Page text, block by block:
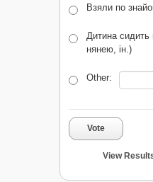
Взяли по
Дитина
нянею, ін.)
Other:
Vote
View